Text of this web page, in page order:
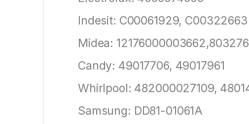
Indesit: C00061929, C00322663
Midea:
Candy: 49017706, 49017961
Whirlpool: 482000027109,
Samsung: DD81-01061A